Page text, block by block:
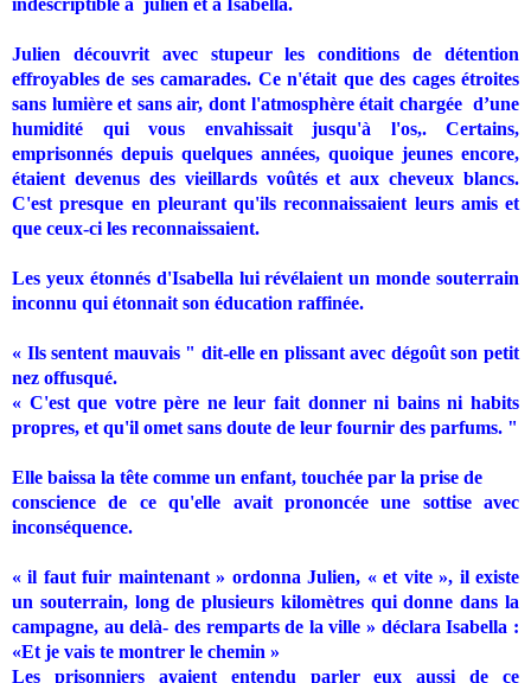
Julien découvrit avec stupeur les conditions de détention
effroya­bles de ses camarades. Ce n'était que des cages étroites
sans lumière et sans air, dont l'atmosphère était chargée d’une
humidité qui vous envahissait jusqu'à l'os,. Certains,
emprisonnés depuis quelques années, quoique jeunes encore,
étaient devenus des vieillards voûtés et aux cheveux blancs.
C'est presque en pleurant qu'ils reconnaissaient leurs amis et
que ceux-ci les reconnaissaient.
Les yeux étonnés d'Isabella lui révélaient un monde souterrain
inconnu qui étonnait son éducation raffinée.
« Ils sentent mauvais " dit-elle en plissant avec dégoût son petit
nez offusqué.
« C'est que votre père ne leur fait donner ni bains ni habits
propres, et qu'il omet sans doute de leur fournir des parfums. "
Elle baissa la tête comme un enfant, touchée par la prise de
conscience de ce qu'elle avait prononcée une sottise avec
inconséquence.
« il faut fuir maintenant » ordonna Julien, « et vite », il existe
un souterrain, long de plusieurs kilomètres qui donne dans la
campagne, au delà- des remparts de la ville » déclara Isabella :
«Et je vais te montrer le chemin »
Les prisonniers avaient entendu parler eux aussi de ce